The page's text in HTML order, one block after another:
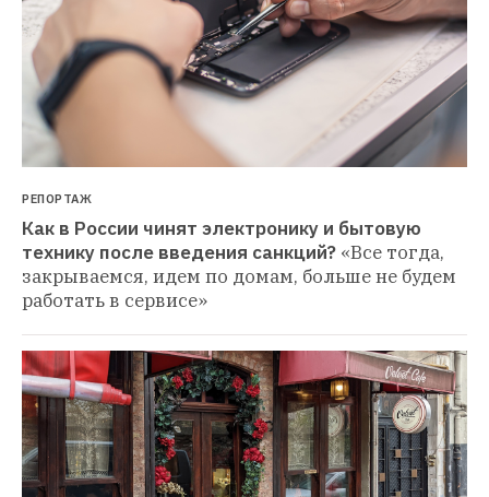
РЕПОРТАЖ
Как в России чинят электронику и бытовую
технику после введения санкций? «Все тогда,
закрываемся, идем по домам, больше не будем
работать в сервисе»